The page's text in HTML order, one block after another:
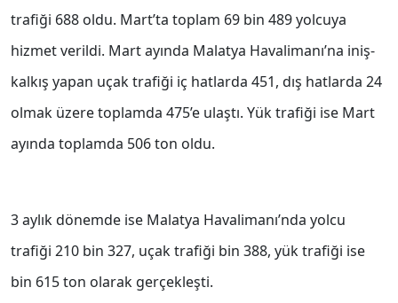
trafiği 688 oldu. Mart’ta toplam 69 bin 489 yolcuya
hizmet verildi. Mart ayında Malatya Havalimanı’na iniş-
kalkış yapan uçak trafiği iç hatlarda 451, dış hatlarda 24
olmak üzere toplamda 475’e ulaştı. Yük trafiği ise Mart
ayında toplamda 506 ton oldu.
3 aylık dönemde ise Malatya Havalimanı’nda yolcu
trafiği 210 bin 327, uçak trafiği bin 388, yük trafiği ise
bin 615 ton olarak gerçekleşti.